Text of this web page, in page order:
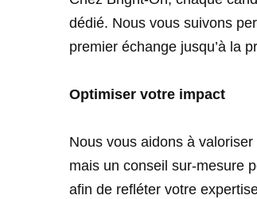
dédié. Nous vous suivons
premier échange jusqu’à la
Optimiser votre impact
Nous vous aidons à
mais un conseil sur-mesure
afin de refléter votre